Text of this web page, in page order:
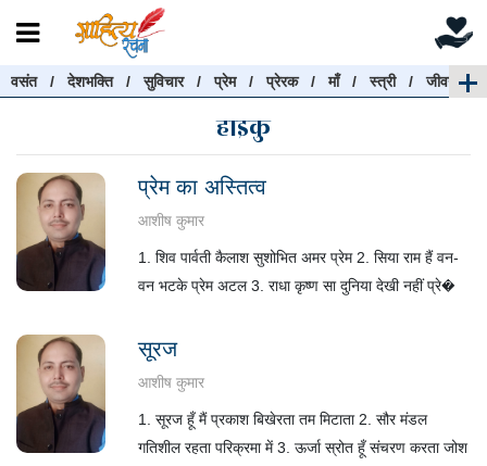
वसंत/देशभक्ति/सुविचार/प्रेम/प्रेरक/माँ/स्त्री/जीवन
हाइकु
प्रेम का अस्तित्व
आशीष कुमार
1. शिव पार्वती कैलाश सुशोभित अमर प्रेम 2. सिया राम हैं वन-
वन भटके प्रेम अटल 3. राधा कृष्ण सा दुनिया देखी नहीं प्रे�
सूरज
आशीष कुमार
1. सूरज हूँ मैं प्रकाश बिखेरता तम मिटाता 2. सौर मंडल
गतिशील रहता परिक्रमा में 3. ऊर्जा स्रोत हूँ संचरण करता जोश
रचनाएँ खोजें
रचनाएँ खोजने के लिए नीचे दी गई बॉक्स में हिन्दी में लिखें और
"खोजें" बटन पर क्लिक करें
हटाएँ
खोजें